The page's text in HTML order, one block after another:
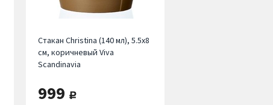
Стакан Christina (140 мл), 5.5х8
см, коричневый Viva
Scandinavia
999 руб.